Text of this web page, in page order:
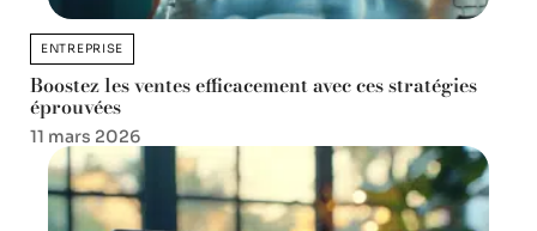
ENTREPRISE
Boostez les ventes efficacement avec ces stratégies
éprouvées
11 mars 2026